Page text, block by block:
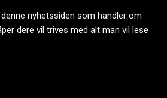
nyhetssiden som handler om
dere vil trives med alt man vil lese